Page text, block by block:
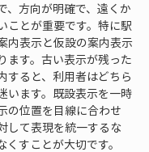
、方向が明確で、遠くか
ことが重要です。特に駅
内表示と仮設の案内表示
ます。古い表示が残った
すると、利用者はどちら
います。既設表示を一時
の位置を目線に合わせ
して表現を統一するな
すことが大切です。